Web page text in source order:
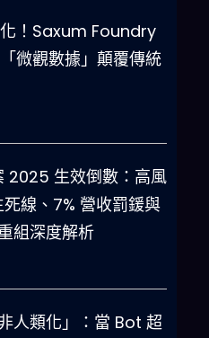
！Saxum Foundry
微觀數據」顛覆傳統
2025 生效倒數：高風
死線、7% 營收罰鍰與
組深度解析
人類化」：當 Bot 超